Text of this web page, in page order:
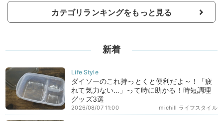
カテゴリランキングをもっと見る
新着
ダイソーのこれ持っとくと便利だよ～！「疲
れて気力ない…」って時に助かる！時短調理
グッズ3選
michill ライフスタイル
2026/08/07 11:00